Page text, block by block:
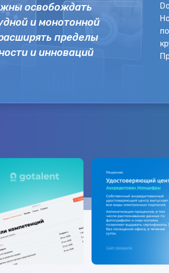
освобождать
и монотонной
пределы
и инноваций